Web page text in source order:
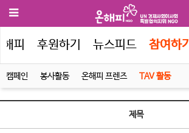
피 후원하기 뉴스피드 참여하기
캠페인 봉사활동 온해피 프렌즈 TAV 활동
제목